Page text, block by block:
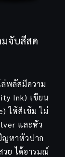
จับสีสด
พลัสมีความ
Ink) เขียน
ให้สีเข้ม ไม่
และหัว
ญหาหัวปาก
ย ได้อารมณ์